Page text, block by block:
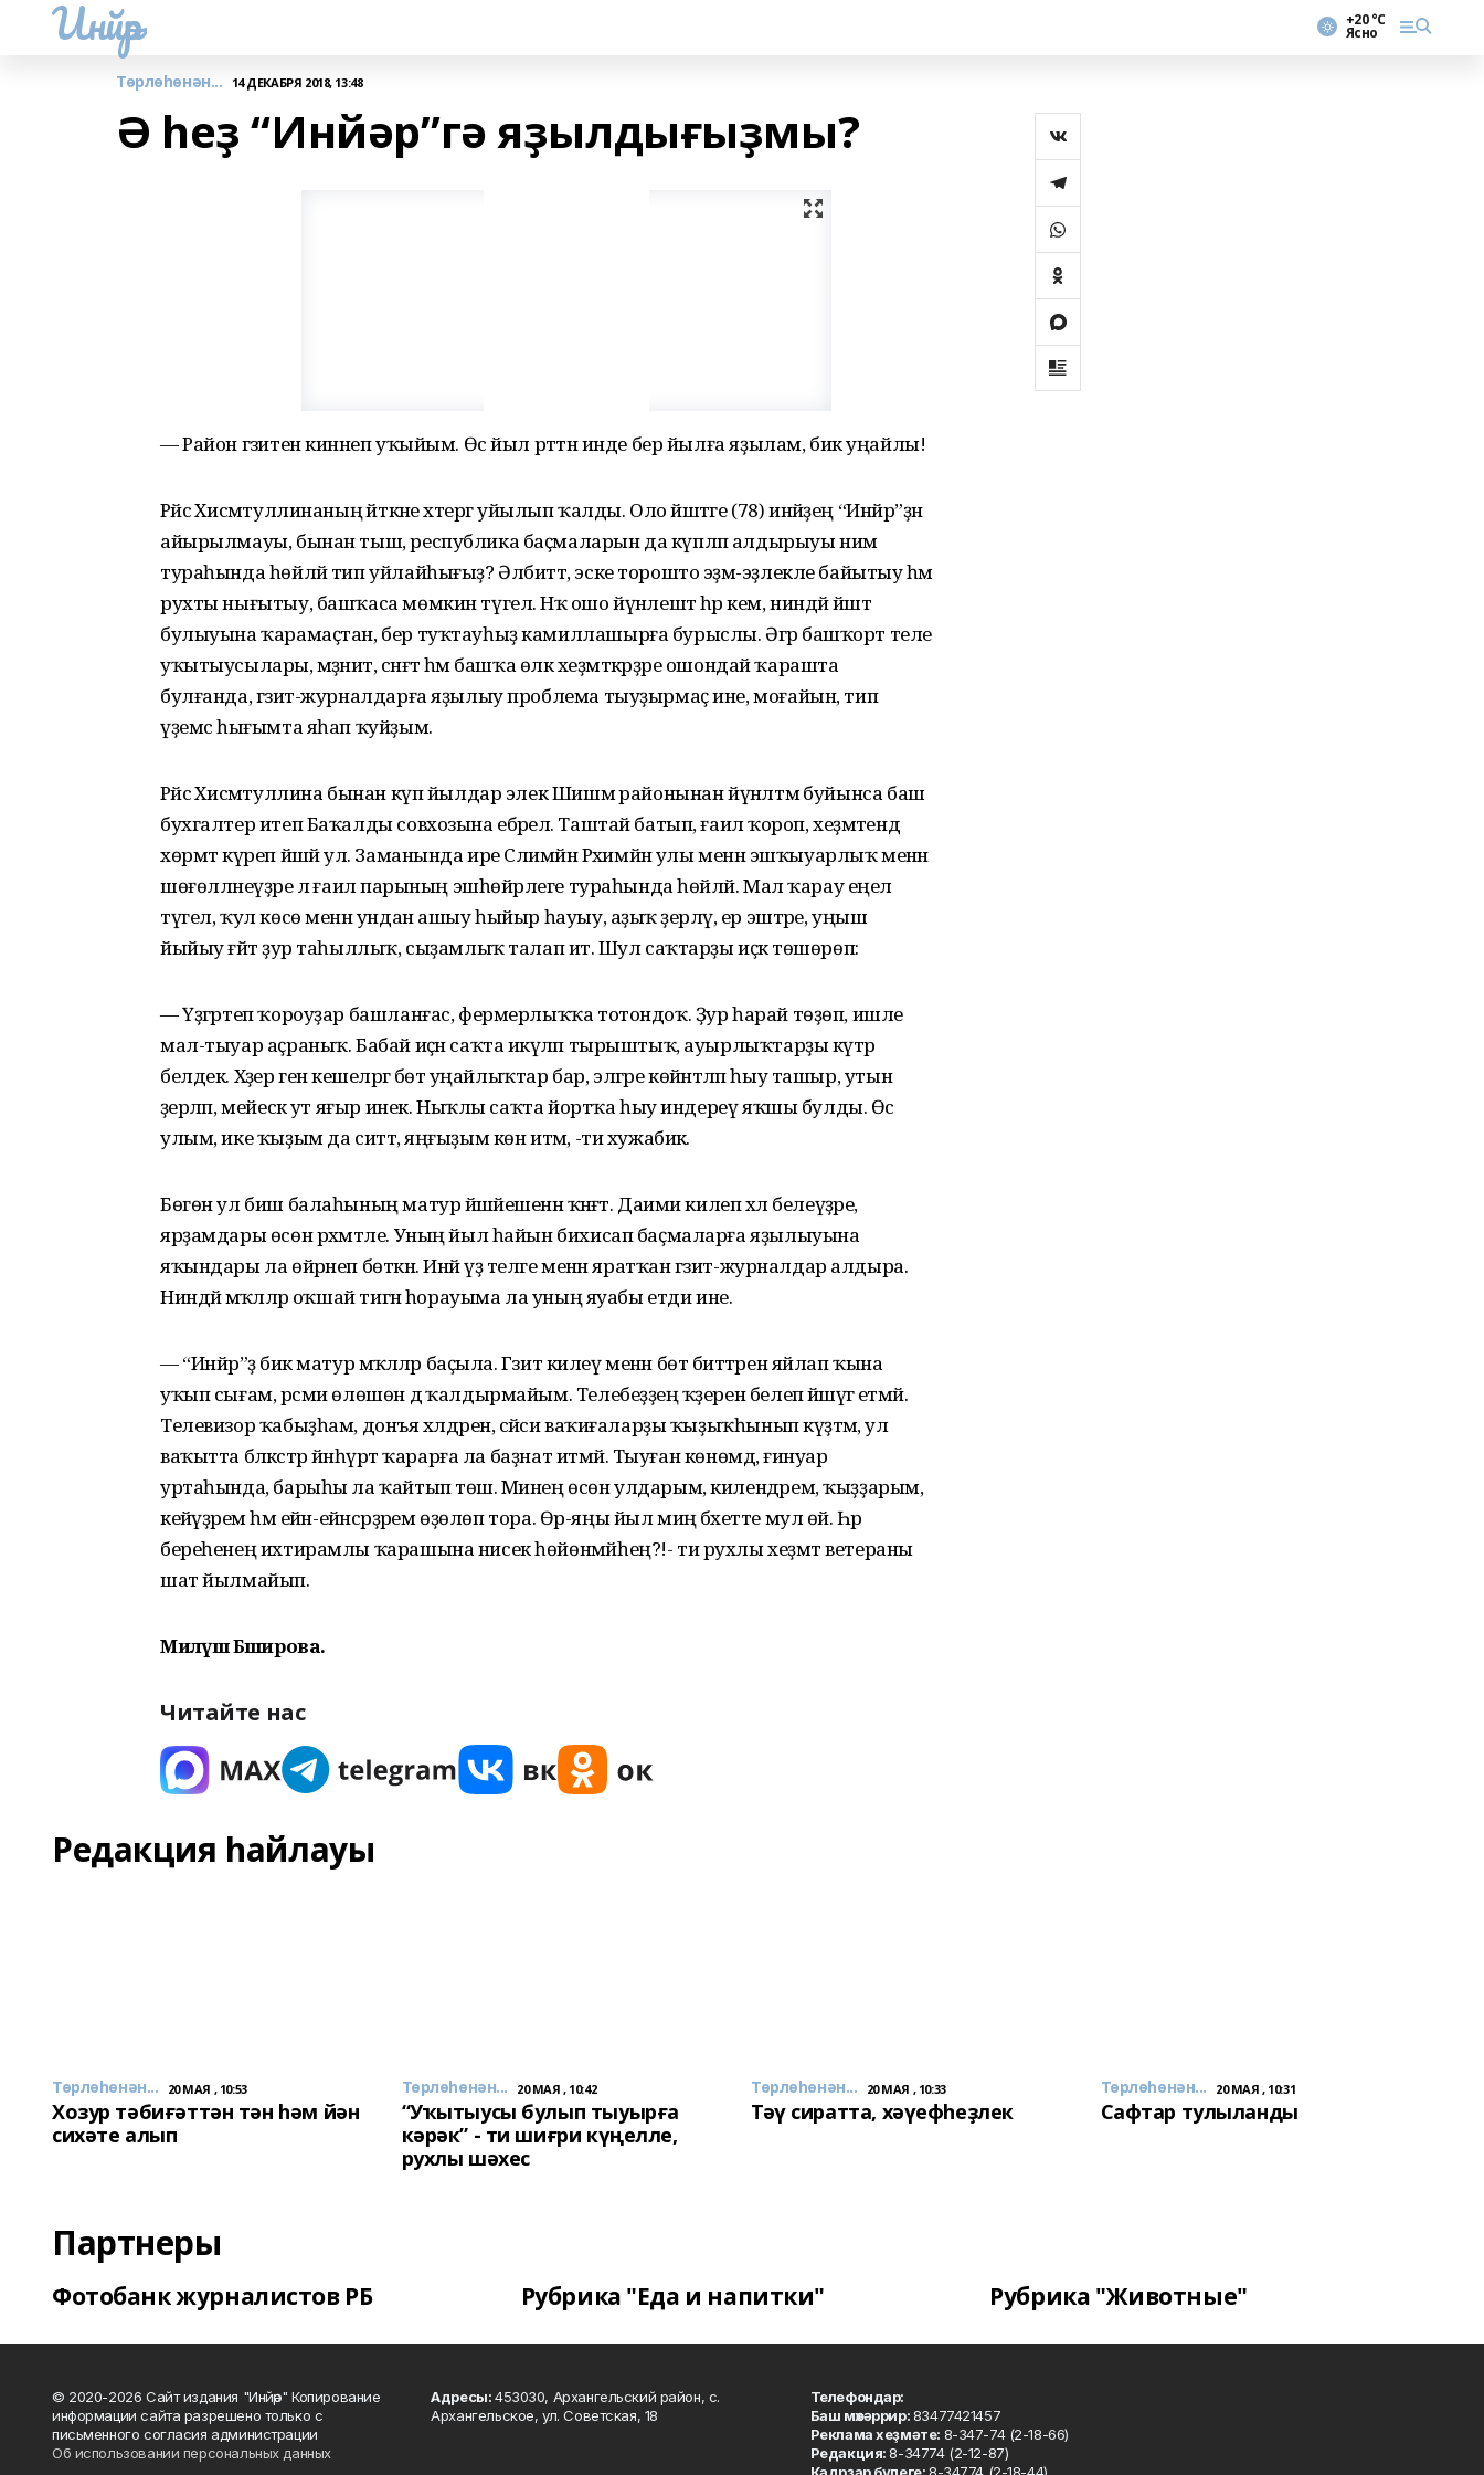
Инйәр +20 °С
Ясно
Төрлөһөнән... 14 ДЕКАБРЯ 2018, 13:48
Ә һеҙ “Инйәр”гә яҙылдығыҙмы?
— Район гәзитен кинәнеп уҡыйым. Өс йыл рәттән инде бер йылға яҙылам, бик уңайлы!
Рәйсә Хисмәтуллинаның әйткәне хәтергә уйылып ҡалды. Оло йәштәге (78) инәйҙең “Инйәр”ҙән
айырылмауы, бынан тыш, республика баҫмаларын да күпләп алдырыуы нимә
тураһында һөйләй тип уйлайһығыҙ? Әлбиттә, эске торошто эҙмә-эҙлекле байытыу һәм
рухты нығытыу, башҡаса мөмкин түгел. Нәҡ ошо йүнәлештә һәр кем, ниндәй йәштә
булыуына ҡарамаҫтан, бер туҡтауһыҙ камиллашырға бурыслы. Әгәр башҡорт теле
уҡытыусылары, мәҙәниәт, сәнғәт һәм башҡа өлкә хеҙмәткәрҙәре ошондай ҡарашта
булғанда, гәзит-журналдарға яҙылыу проблема тыуҙырмаҫ ине, моғайын, тип
үҙемсә һығымта яһап ҡуйҙым.
Рәйсә Хисмәтуллина бынан күп йылдар элек Шишмә районынан йүнәлтмә буйынса баш
бухгалтер итеп Баҡалды совхозына ебәрелә. Таштай батып, ғаилә ҡороп, хеҙмәтендә
хөрмәт күреп йәшәй ул. Заманында ире Сәлимйән Рәхимйән улы менән эшҡыуарлыҡ менән
шөғөлләнеүҙәре лә ғаилә парының эшһөйәрлеге тураһында һөйләй. Мал ҡарау еңел
түгел, ҡул көсө менән ундан ашыу һыйыр һауыу, аҙыҡ әҙерләү, ер эштәре, уңыш
йыйыу ғәйәт ҙур таһыллыҡ, сыҙамлыҡ талап итә. Шул саҡтарҙы иҫкә төшөрөп:
— Үҙгәртеп ҡороуҙар башланғас, фермерлыҡҡа тотондоҡ. Ҙур һарай төҙөп, ишле
мал-тыуар аҫраныҡ. Бабай иҫән саҡта икәүләп тырыштыҡ, ауырлыҡтарҙы күтәрә
белдек. Хәҙер генә кешеләргә бөтә уңайлыҡтар бар, элгәре көйәнтәләп һыу ташыр, утын
әҙерләп, мейескә ут яғыр инек. Ныҡлы саҡта йортҡа һыу индереү яҡшы булды. Өс
улым, ике ҡыҙым да ситтә, яңғыҙым көн итәм, -ти хужабикә.
Бөгөн ул биш балаһының матур йәшәйешенән ҡәнәғәт. Даими килеп хәл белеүҙәре,
ярҙамдары өсөн рәхмәтле. Уның йыл һайын бихисап баҫмаларға яҙылыуына
яҡындары ла өйрәнеп бөткән. Инәй үҙ теләге менән яратҡан гәзит-журналдар алдыра.
Ниндәй мәҡәләләр оҡшай тигән һорауыма ла уның яуабы етди ине.
— “Инйәр”ҙә бик матур мәҡәләләр баҫыла. Гәзит килеү менән бөтә биттәрен яйлап ҡына
уҡып сығам, рәсми өлөшөн дә ҡалдырмайым. Телебеҙҙең ҡәҙерен белеп йәшәүгә етмәй.
Телевизор ҡабыҙһам, донъя хәлдәрен, сәйәси ваҡиғаларҙы ҡыҙыҡһынып күҙәтәм, ул
ваҡытта бәләкәстәр йәнһүрәт ҡарарға ла баҙнат итмәй. Тыуған көнөмдә, ғинуар
уртаһында, барыһы ла ҡайтып төшә. Минең өсөн улдарым, килендәрем, ҡыҙҙарым,
кейәүҙәрем һәм ейән-ейәнсәрҙәрем өҙөлөп тора. Өр-яңы йыл миңә бәхетте мул өйә. Һәр
береһенең ихтирамлы ҡарашына нисек һөйөнмәйһең?!- ти рухлы хеҙмәт ветераны
шат йылмайып.
Миләүшә Бәширова.
Читайте нас
Редакция һайлауы
Төрлөһөнән... 20 МАЯ , 10:53
Хозур тәбиғәттән тән һәм йән
сихәте алып
Төрлөһөнән... 20 МАЯ , 10:42
“Уҡытыусы булып тыуырға
кәрәк” - ти шиғри күңелле,
рухлы шәхес
Төрлөһөнән... 20 МАЯ , 10:33
Тәү сиратта, хәүефһеҙлек
Төрлөһөнән... 20 МАЯ , 10:31
Сафтар тулыланды
Партнеры
Фотобанк журналистов РБ Рубрика "Еда и напитки" Рубрика "Животные"
© 2020-2026 Сайт издания "Инйәр" Копирование
информации сайта разрешено только с
письменного согласия администрации
Об использовании персональных данных
Адресы:453030, Архангельский район, с.
Архангельское, ул. Советская, 18
Телефондар:
Баш мөхәррир:83477421457
Реклама хеҙмәте: 8-347-74 (2-18-66)
Редакция:8-34774 (2-12-87)